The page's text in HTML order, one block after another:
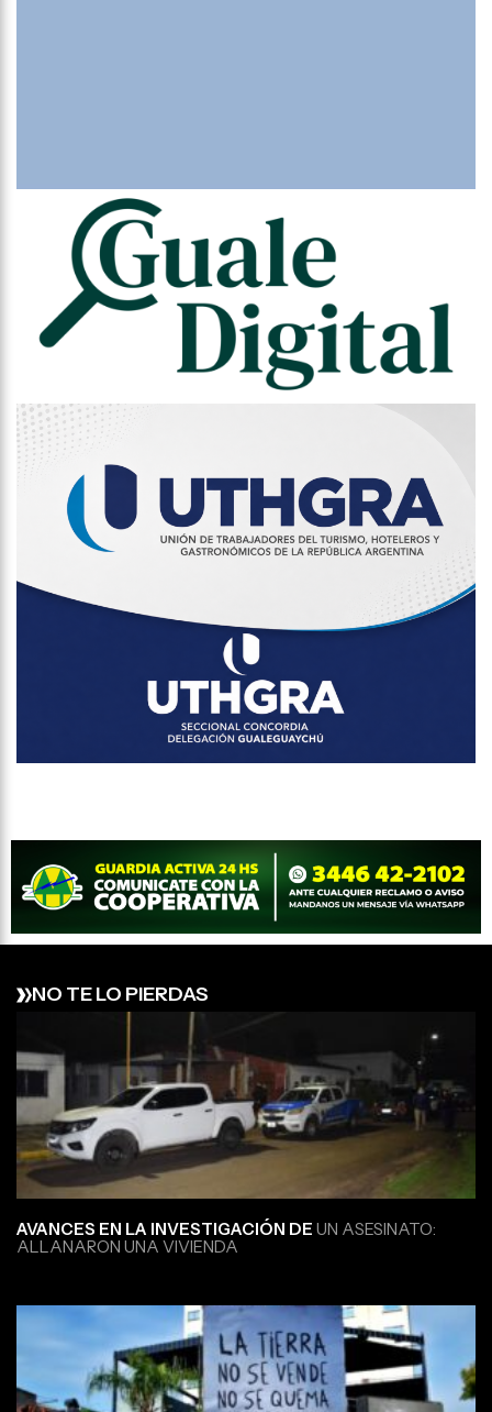
NO TE LO PIERDAS
AVANCES EN LA INVESTIGACIÓN DE UN ASESINATO:
ALLANARON UNA VIVIENDA